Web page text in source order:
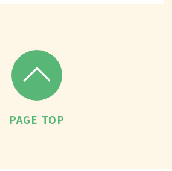
PAGE TOP